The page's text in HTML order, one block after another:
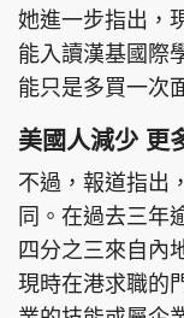
她進一步指出，
能入讀漢基國際
能只是多買一次
美國人減少 更
不過，報道指出
同。在過去三年
四分之三來自內
現時在港求職的